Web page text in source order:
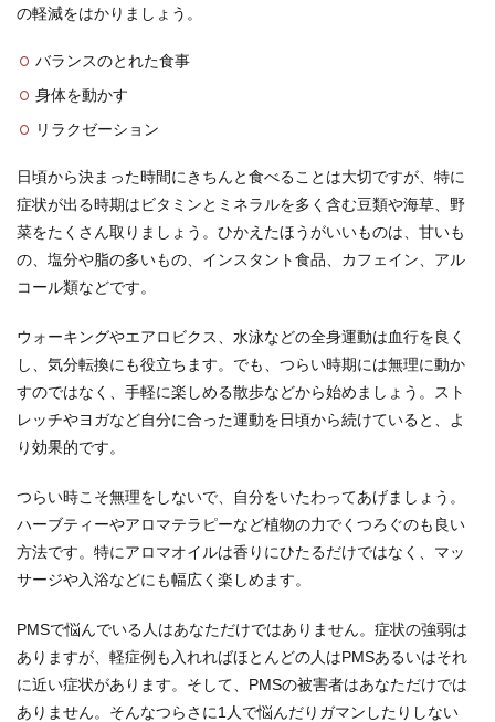
の軽減をはかりましょう。
バランスのとれた食事
身体を動かす
リラクゼーション
日頃から決まった時間にきちんと食べることは大切ですが、特に
症状が出る時期はビタミンとミネラルを多く含む豆類や海草、野
菜をたくさん取りましょう。ひかえたほうがいいものは、甘いも
の、塩分や脂の多いもの、インスタント食品、カフェイン、アル
コール類などです。
ウォーキングやエアロビクス、水泳などの全身運動は血行を良く
し、気分転換にも役立ちます。でも、つらい時期には無理に動か
すのではなく、手軽に楽しめる散歩などから始めましょう。スト
レッチやヨガなど自分に合った運動を日頃から続けていると、よ
り効果的です。
つらい時こそ無理をしないで、自分をいたわってあげましょう。
ハーブティーやアロマテラピーなど植物の力でくつろぐのも良い
方法です。特にアロマオイルは香りにひたるだけではなく、マッ
サージや入浴などにも幅広く楽しめます。
PMSで悩んでいる人はあなただけではありません。症状の強弱は
ありますが、軽症例も入れればほとんどの人はPMSあるいはそれ
に近い症状があります。そして、PMSの被害者はあなただけでは
ありません。そんなつらさに1人で悩んだりガマンしたりしない